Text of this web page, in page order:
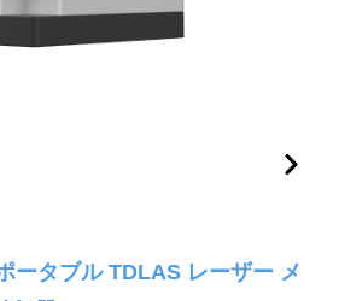
ータブル TDLAS レーザー メ